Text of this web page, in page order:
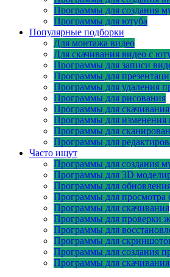
Программы для создания
Программы для ютуба
Популярные подборки
Для монтажа видео
Для скачивания видео с
Программы для записи
Программы для
Программы для удаления
Программы для рисования
Программы для
Программы для изменения
Программы для
Программы для
Часто ищут
Программы для создания
Программы для 3D
Программы для
Программы для просмотра
Программы для скачивания
Программы для проверки
Программы для
Программы для
Программы для создания
Программы для